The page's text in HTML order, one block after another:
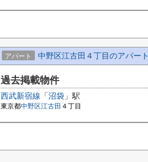
アパート 中野区江古田４丁目のアパート
過去掲載物件
西武新宿線 「 沼袋 」駅
東京都中野区江古田 ４丁目